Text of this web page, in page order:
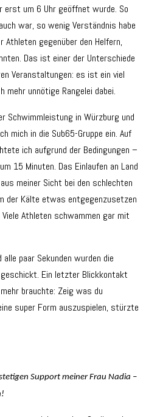
erst um 6 Uhr geöffnet wurde. So
war, so wenig Verständnis habe
gegenüber den Helfern,
Das ist einer der Unterschiede
Veranstaltungen: es ist ein viel
unnötige Rangelei dabei.
Schwimmleistung in Würzburg und
mich in die Sub65-Gruppe ein. Auf
ich aufgrund der Bedingungen –
15 Minuten. Das Einlaufen an Land
meiner Sicht bei den schlechten
der Kälte etwas entgegenzusetzen
Athleten schwammen gar mit
paar Sekunden wurden die
Ein letzter Blickkontakt
brauchte: Zeig was du
super Form auszuspielen, stürzte
Support meiner Frau Nadia –